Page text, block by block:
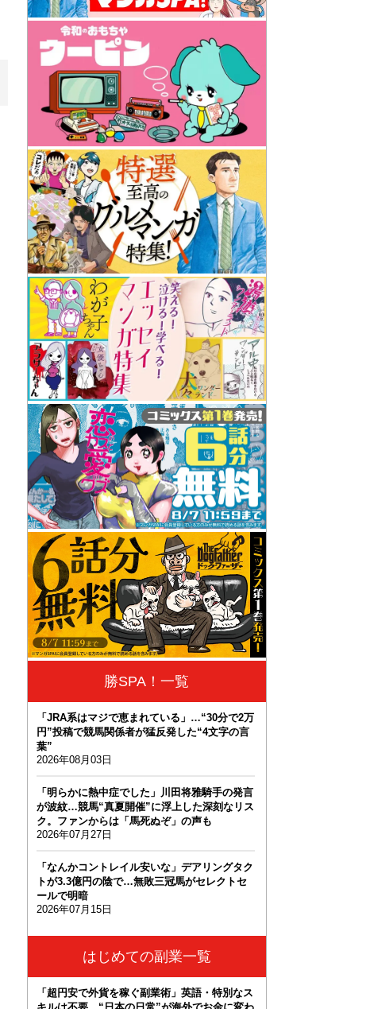
勝SPA！一覧
「JRA系はマジで恵まれている」…“30分で2万
円”投稿で競馬関係者が猛反発した“4文字の言
葉”
2026年08月03日
「明らかに熱中症でした」川田将雅騎手の発言
が波紋…競馬“真夏開催”に浮上した深刻なリス
ク。ファンからは「馬死ぬぞ」の声も
2026年07月27日
「なんかコントレイル安いな」デアリングタク
トが3.3億円の陰で…無敗三冠馬がセレクトセ
ールで明暗
2026年07月15日
はじめての副業一覧
「超円安で外貨を稼ぐ副業術」英語・特別なス